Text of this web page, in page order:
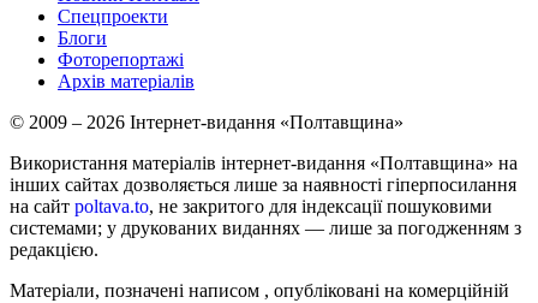
Спецпроекти
Блоги
Фоторепортажі
Архів матеріалів
© 2009 – 2026 Інтернет-видання «Полтавщина»
Використання матеріалів інтернет-видання «Полтавщина» на
інших сайтах дозволяється лише за наявності гіперпосилання
на сайт poltava.to, не закритого для індексації пошуковими
системами; у друкованих виданнях — лише за погодженням з
редакцією.
Матеріали, позначені написом , опубліковані на комерційній